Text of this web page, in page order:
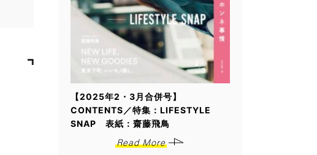
【2025年2・3月合併号】
CONTENTS／特集：LIFESTYLE
SNAP 表紙：齋藤飛鳥
Read More